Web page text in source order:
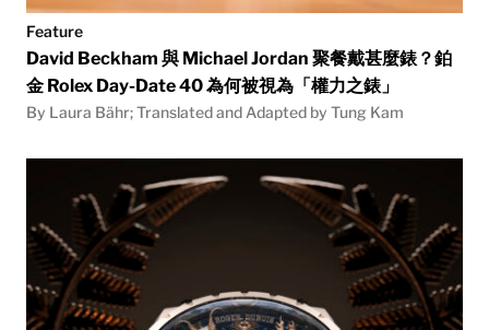
Feature
David Beckham 與 Michael Jordan 聚餐戴甚麼錶？鉑
金 Rolex Day-Date 40 為何被視為「權力之錶」
By Laura Bähr; Translated and Adapted by Tung Kam